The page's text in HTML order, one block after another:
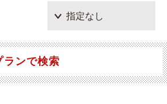
ランで検索